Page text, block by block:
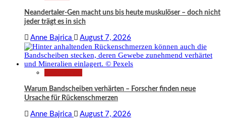
Neandertaler-Gen macht uns bis heute muskulöser – doch nicht
jeder trägt es in sich
Anne Bajrica August 7, 2026
Warum Bandscheiben verhärten – Forscher finden neue
Ursache für Rückenschmerzen
Anne Bajrica August 7, 2026